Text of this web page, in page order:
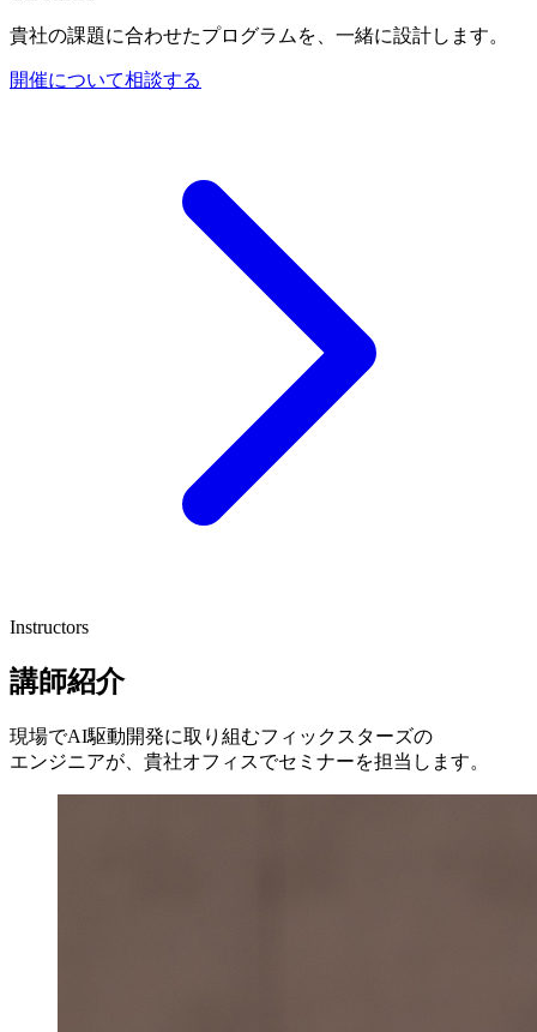
貴社の課題に合わせたプログラムを、 一緒に設計します。
開催について相談する
Instructors
講師紹介
現場でAI駆動開発に取り組むフィックスターズの
エンジニアが、 貴社オフィスでセミナーを担当します。